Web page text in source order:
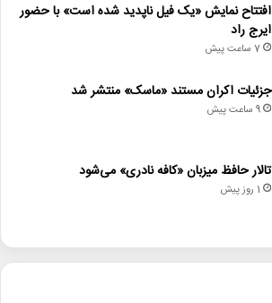
افتتاح نمایش «یک فیل ناپدید شده است» با حضور
ایرج راد
7 ساعت پیش
جزئیات اکران مستند «ماسک» منتشر شد
9 ساعت پیش
تالار حافظ میزبان «کافه نادری» می‌شود
1 روز پیش